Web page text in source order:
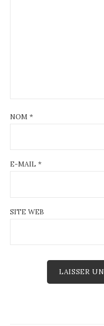
NOM *
E-MAIL *
SITE WEB